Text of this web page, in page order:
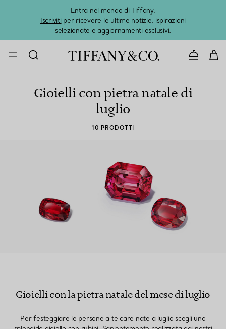
Entra nel mondo di Tiffany.
Iscrivitiper ricevere le ultime notizie, ispirazioni
selezionate e aggiornamenti esclusivi.
Gioielli con pietra natale di
luglio
10 PRODOTTI
Gioielli con la pietra natale del mese di luglio
Per festeggiare le persone a te care nate a luglio scegli uno